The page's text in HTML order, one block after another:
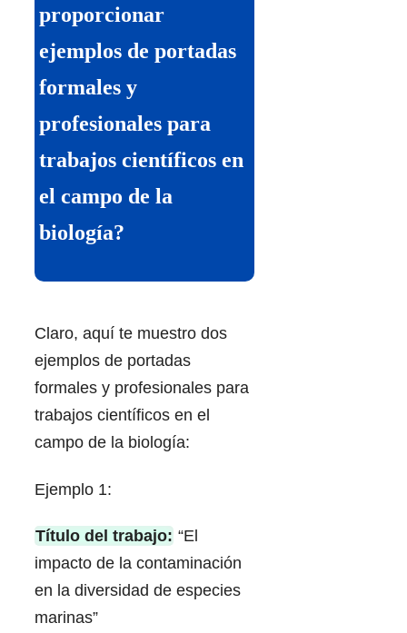
proporcionar
ejemplos de portadas
formales y
profesionales para
trabajos científicos en
el campo de la
biología?
Claro, aquí te muestro dos
ejemplos de portadas
formales y profesionales para
trabajos científicos en el
campo de la biología:
Ejemplo 1:
Título del trabajo: “El
impacto de la contaminación
en la diversidad de especies
marinas”